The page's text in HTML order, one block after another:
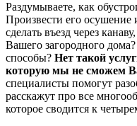
Раздумываете, как
Произвести его
сделать въезд через
Вашего загородного
способы? Нет такой
которую мы не сможем
специалисты помогут
расскажут про все
которое сводится к